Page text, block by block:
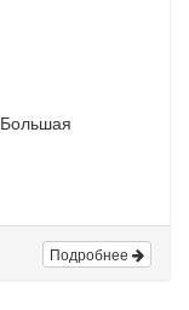
Большая
Подробнее